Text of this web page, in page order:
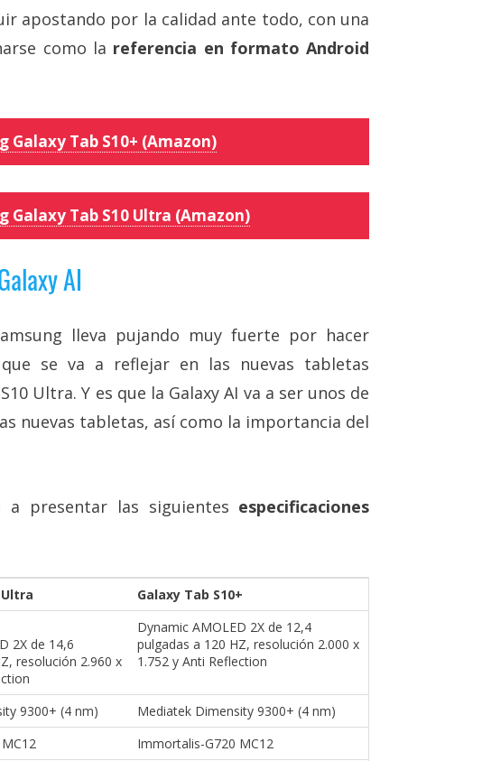
apostando por la calidad ante todo, con una
como la referencia en formato Android
Galaxy Tab S10+ (Amazon)
Galaxy Tab S10 Ultra (Amazon)
AI
lleva pujando muy fuerte por hacer
se va a reflejar en las nuevas tabletas
Ultra. Y es que la Galaxy AI va a ser unos de
nuevas tabletas, así como la importancia del
a presentar las siguientes especificaciones
Ultra
Galaxy Tab S10+
2X de 14,6
resolución 2.960 x
Dynamic AMOLED 2X de 12,4
pulgadas a 120 HZ, resolución 2.000 x
1.752 y Anti Reflection
9300+ (4 nm)
Mediatek Dimensity 9300+ (4 nm)
Immortalis-G720 MC12